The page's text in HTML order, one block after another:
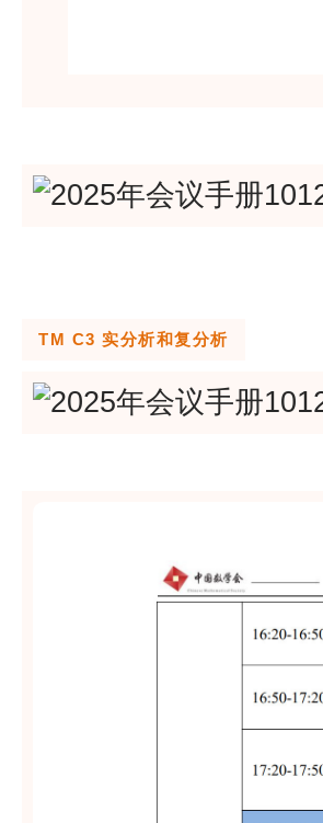
TM C3 实分析和复分析